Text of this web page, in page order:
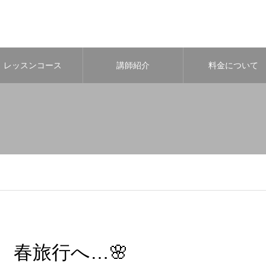
レッスンコース 講師紹介 料金について
春旅行へ…🌸